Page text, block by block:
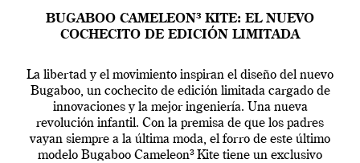
BUGABOO CAMELEON³ KITE: EL NUEVO
COCHECITO DE EDICIÓN LIMITADA
La libertad y el movimiento inspiran el diseño del nuevo
Bugaboo, un cochecito de edición limitada cargado de
innovaciones y la mejor ingeniería. Una nueva
revolución infantil. Con la premisa de que los padres
vayan siempre a la última moda, el forro de este último
modelo Bugaboo Cameleon³ Kite tiene un exclusivo